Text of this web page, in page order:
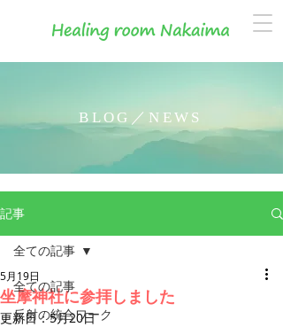
BLOG／NEWS
記事
全ての記事
反射の統合ワーク
全ての記事
坐摩神社に参拝しました
5月19日
更新日：5月20日